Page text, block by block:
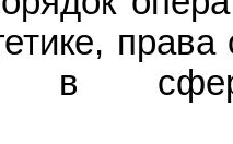
в сфере